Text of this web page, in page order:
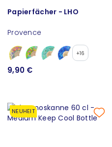
Papierfächer - LHO
Provence
+16
9,90 €
NEUHEIT